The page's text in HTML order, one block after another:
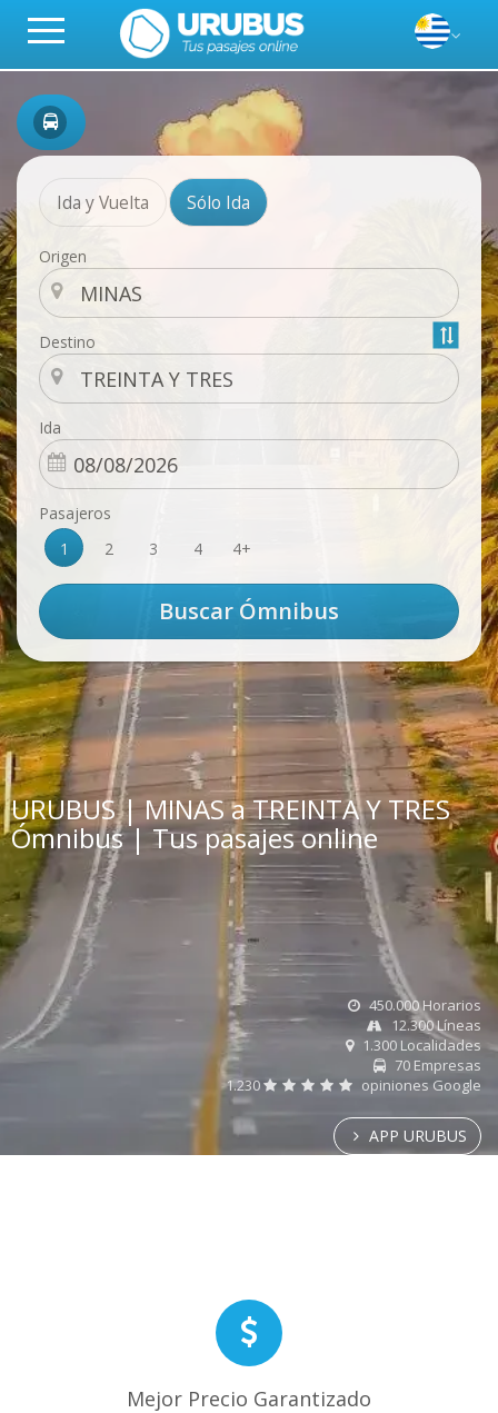
Ida y Vuelta Sólo Ida
Origen
Destino
Ida
Pasajeros
1
2 3 4 4+
URUBUS | MINAS a TREINTA Y TRES
Ómnibus | Tus pasajes online
450.000 Horarios
12.300 Líneas
1.300 Localidades
70 Empresas
1.230
opiniones Google
APP URUBUS
Mejor Precio Garantizado